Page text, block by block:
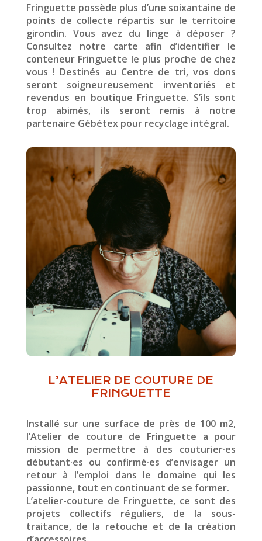
Fringuette possède plus d’une soixantaine de
points de collecte répartis sur le territoire
girondin. Vous avez du linge à déposer ?
Consultez notre carte afin d’identifier le
conteneur Fringuette le plus proche de chez
vous ! Destinés au Centre de tri, vos dons
seront soigneureusement inventoriés et
revendus en boutique Fringuette. S’ils sont
trop abimés, ils seront remis à notre
partenaire Gébétex pour recyclage intégral.
L’ATELIER DE COUTURE DE
FRINGUETTE
Installé sur une surface de près de 100 m2,
l’Atelier de couture de Fringuette a pour
mission de permettre à des couturier·es
débutant·es ou confirmé·es d’envisager un
retour à l’emploi dans le domaine qui les
passionne, tout en continuant de se former.
L’atelier-couture de Fringuette, ce sont des
projets collectifs réguliers, de la sous-
traitance, de la retouche et de la création